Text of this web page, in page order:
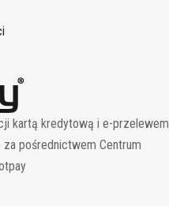
kartą kredytową i e-przelewem
pośrednictwem Centrum